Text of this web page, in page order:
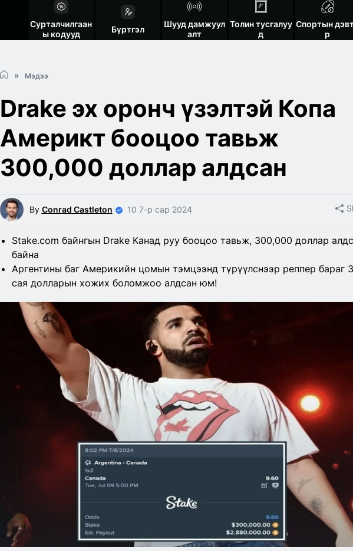
Сурталчилгаан
ы кодууд
Бүртгэл
Шууд дамжуул
алт
Толин тусгалуу
д
Спортын
р
Мэдээ
Drake эх оронч үзэлтэй Копа
Америкт бооцоо тавьж
300,000 доллар алдсан
By Conrad Castleton 10 7-р сар 2024
Stake.com байнгын Drake Канад руу бооцоо тавьж, 300,000 доллар
байна
Аргентины баг Америкийн цомын тэмцээнд түрүүлснээр реппер бараг 3
сая долларын хожих боломжоо алдсан юм!